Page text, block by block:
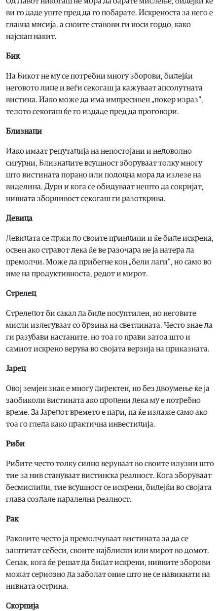
ви го даде уште пред да го побарате. Искреноста за него е
главна мисија, а своите ставови ги носи гордо, како
најскап накит.
Бик
На Бикот не му се потребни многу зборови, бидејќи
неговото лице и веѓи секогаш ја кажуваат апсолутната
вистина. Иако може да има импресивен „покер израз“,
телото секогаш ќе го издаде пред да проговори.
Близнаци
Иако имаат репутација на непостојани и недоволно
сигурни, Близнаците всушност зборуваат толку многу
што вистината порано или подоцна мора да излезе на
виделина. Дури и кога се обидуваат нешто да сокријат,
нивната зборливост секогаш ги разоткрива.
Девица
Девицата се држи до своите принципи и ќе биде искрена,
освен ако стравот дека ќе ве разочара не ја натера да
премолчи. Може да прибегне кон „бели лаги“, но само во
име на продуктивноста, редот и мирот.
Стрелец
Стрелецот би сакал да биде посуптилен, но неговите
мисли излегуваат со брзина на светлината. Често знае да
ги разубави настаните, но тоа го прави затоа што и
самиот искрено верува во својата верзија на приказната.
Јарец
Овој земјен знак е многу директен, но без двоумење ќе ја
заобиколи вистината ако процени дека му е потребно
време. За Јарецот времето е пари, па ќе излаже само ако
тоа го гледа како практична инвестиција.
Риби
Рибите често толку силно веруваат во своите илузии што
тие за нив стануваат вистинска реалност. Кога зборуваат
бесмислици, тие всушност се искрени, бидејќи во својата
глава создале паралелна реалност.
Рак
Раковите често ја премолчуваат вистината за да се
заштитат себеси, своите најблиски или мирот во домот.
Сепак, кога ќе решат да бидат искрени, нивните зборови
можат сериозно да заболат оние што не се навикнати на
нивната острина.
Скорпија